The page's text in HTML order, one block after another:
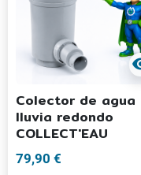
Colector de agua
lluvia redondo
COLLECT'EAU
79,90 €